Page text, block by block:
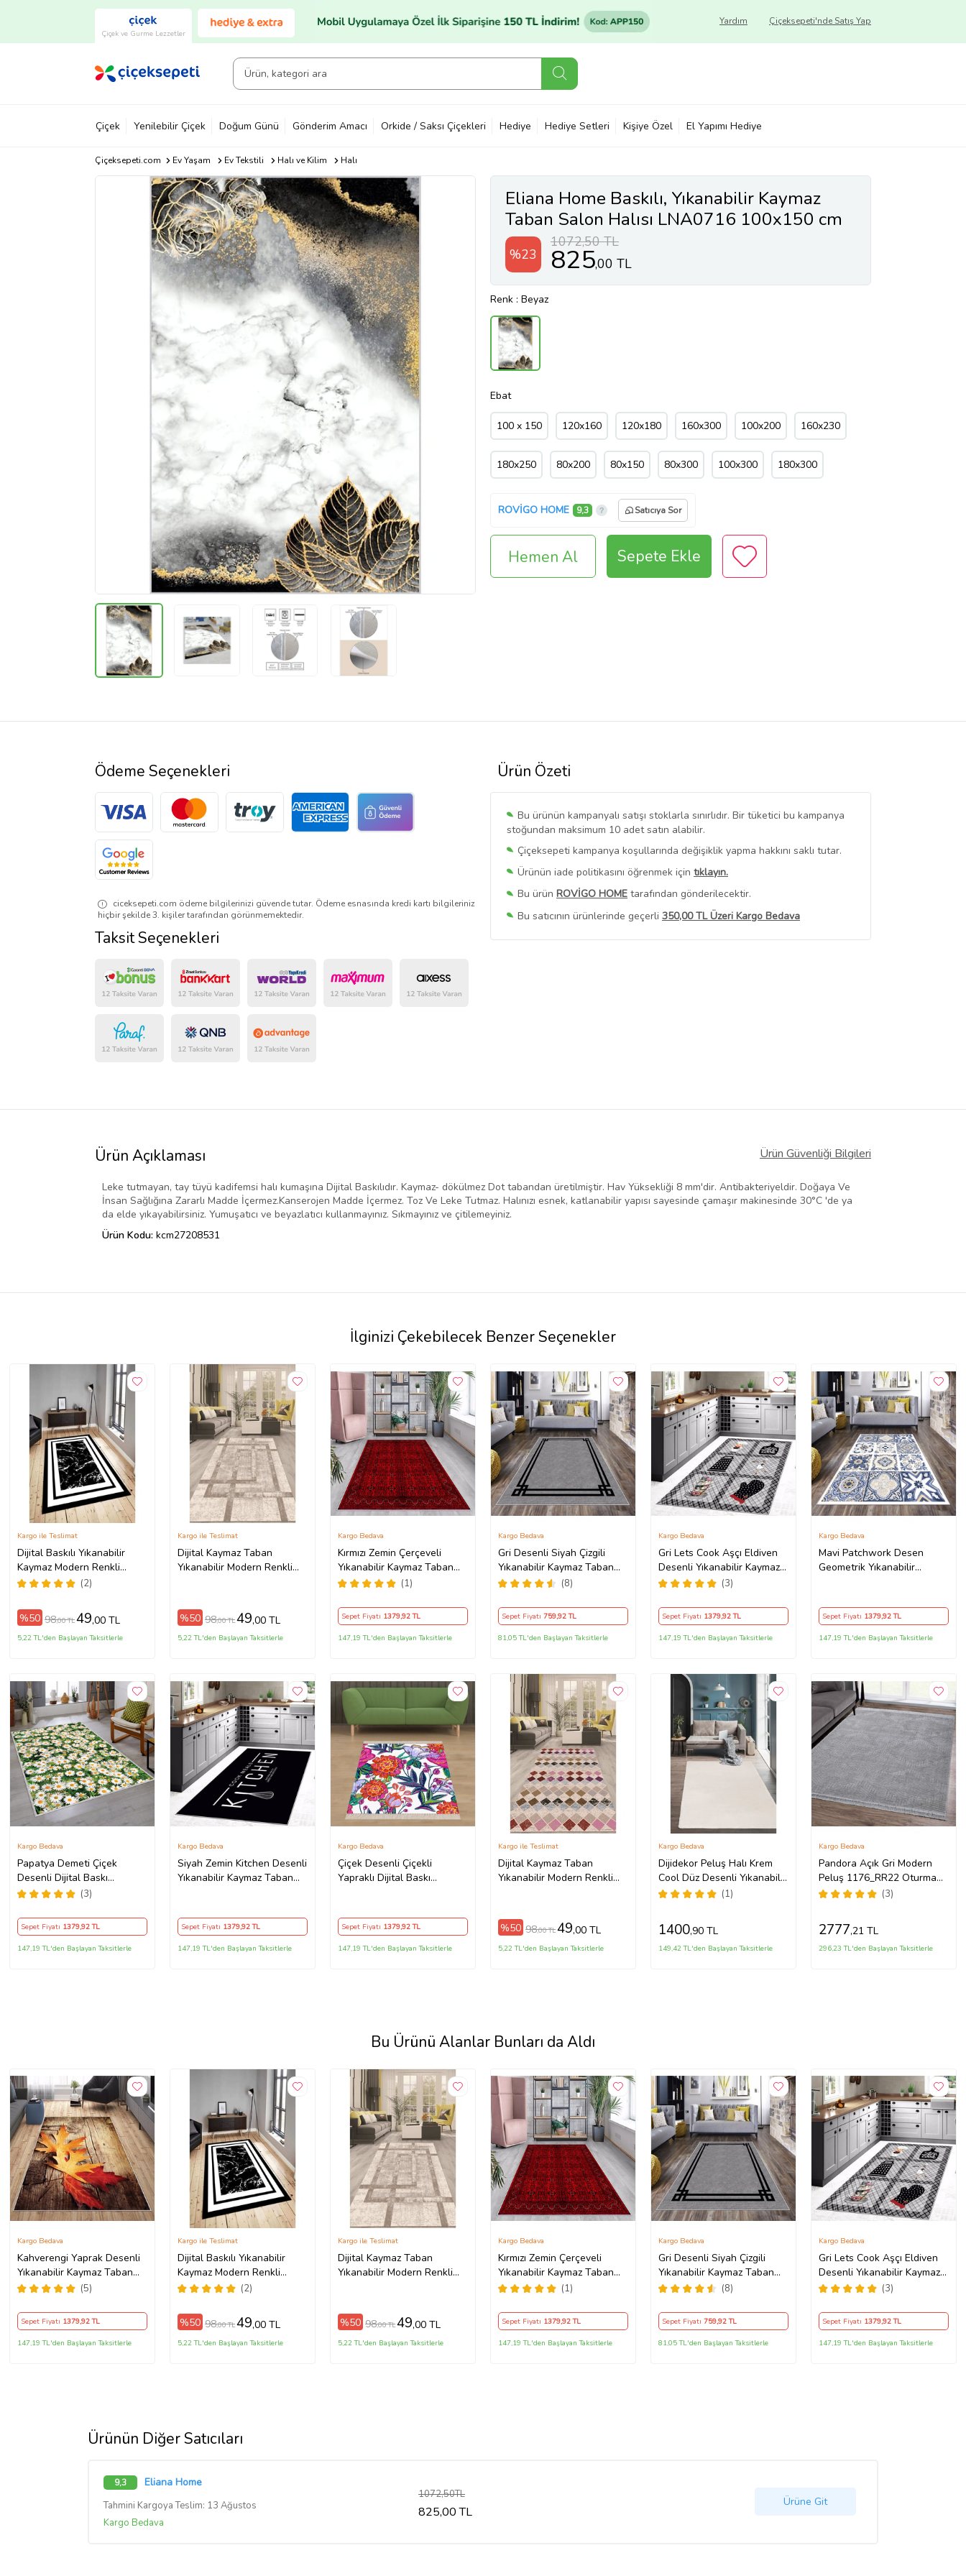
Çiçek ve Gurme Lezzetler
Çiçeksepeti'nde Satış Yap
Yardım
Çiçek Yenilebilir Çiçek Doğum Günü Gönderim Amacı Orkide / Saksı Çiçekleri Hediye Hediye Setleri Kişiye Özel El Yapımı Hediye
Çiçeksepeti.com Ev Yaşam Ev Tekstili Halı ve Kilim Halı
Eliana Home Baskılı, Yıkanabilir Kaymaz
Taban Salon Halısı LNA0716 100x150 cm
(Beyaz)
%23
1072,50 TL
825,00 TL
Renk : Beyaz
Ebat
100 x 150 120x160 120x180 160x300 100x200 160x230
180x250 80x200 80x150 80x300 100x300 180x300
ROVİGO HOME 9,3 Satıcıya Sor
Hemen Al Sepete Ekle
Ürün Özeti
Bu ürünün kampanyalı satışı stoklarla sınırlıdır. Bir tüketici bu kampanya
stoğundan maksimum 10 adet satın alabilir.
Çiçeksepeti kampanya koşullarında değişiklik yapma hakkını saklı tutar.
Ürünün iade politikasını öğrenmek için tıklayın.
Bu ürün ROVİGO HOME tarafından gönderilecektir.
Bu satıcının ürünlerinde geçerli 350,00 TL Üzeri Kargo Bedava
Bu SatıcınınTüm Ürünlerini Görüntüle
Ödeme Seçenekleri
ciceksepeti.com ödeme bilgilerinizi güvende tutar. Ödeme esnasında kredi kartı bilgileriniz
hiçbir şekilde 3. kişiler tarafından görünmemektedir.
Taksit Seçenekleri
Ürün Açıklaması Ürün Güvenliği Bilgileri
Leke tutmayan, tay tüyü kadifemsi halı kumaşına Dijital Baskılıdır. Kaymaz- dökülmez Dot tabandan üretilmiştir. Hav Yüksekliği 8 mm'dir. Antibakteriyeldir. Doğaya Ve
İnsan Sağlığına Zararlı Madde İçermez.Kanserojen Madde İçermez. Toz Ve Leke Tutmaz. Halınızı esnek, katlanabilir yapısı sayesinde çamaşır makinesinde 30°C 'de ya
da elde yıkayabilirsiniz. Yumuşatıcı ve beyazlatıcı kullanmayınız. Sıkmayınız ve çitilemeyiniz.
Ürün Kodu: kcm27208531
İlginizi Çekebilecek Benzer Seçenekler
Dijital Baskılı Yıkanabilir
Kaymaz Modern Renkli
Salon Halısı Mutfak Halısı
(2)
Kargo ile Teslimat
%50 98,00 TL49,00 TL
5,22 TL'den Başlayan Taksitlerle
Dijital Kaymaz Taban
Yıkanabilir Modern Renkli
(Kahverengi)
Kargo ile Teslimat
%50 98,00 TL49,00 TL
5,22 TL'den Başlayan Taksitlerle
Kırmızı Zemin Çerçeveli
Yıkanabilir Kaymaz Taban
Leke Tutmaz Modern Salon
Kırmızı)
(1)
Kargo Bedava
Sepet Fiyatı 1379,92 TL
147,19 TL'den Başlayan Taksitlerle
Gri Desenli Siyah Çizgili
Yıkanabilir Kaymaz Taban
Leke Tutmaz Modern Salon
(8)
Kargo Bedava
Sepet Fiyatı 759,92 TL
81,05 TL'den Başlayan Taksitlerle
Gri Lets Cook Aşçı Eldiven
Desenli Yıkanabilir Kaymaz
Taban Leke Tutmaz Modern
(3)
Kargo Bedava
Sepet Fiyatı 1379,92 TL
147,19 TL'den Başlayan Taksitlerle
Mavi Patchwork Desen
Geometrik Yıkanabilir
Yolluk (Beyaz)
Kargo Bedava
Sepet Fiyatı 1379,92 TL
147,19 TL'den Başlayan Taksitlerle
Papatya Demeti Çiçek
Desenli Dijital Baskı
Yıkanabilir Kaymaz Taban
(3)
Kargo Bedava
Sepet Fiyatı 1379,92 TL
147,19 TL'den Başlayan Taksitlerle
Siyah Zemin Kitchen Desenli
Yıkanabilir Kaymaz Taban
Kargo Bedava
Sepet Fiyatı 1379,92 TL
147,19 TL'den Başlayan Taksitlerle
Çiçek Desenli Çiçekli
Yapraklı Dijital Baskı
(Çok Renkli)
Kargo Bedava
Sepet Fiyatı 1379,92 TL
147,19 TL'den Başlayan Taksitlerle
Dijital Kaymaz Taban
Yıkanabilir Modern Renkli
Renkli)
Kargo ile Teslimat
%50 98,00 TL49,00 TL
5,22 TL'den Başlayan Taksitlerle
Dijidekor Peluş Halı Krem
Cool Düz Desenli Yıkanabilir
Post Yolluk Kilim Salon
(1)
Kargo Bedava
1400,90 TL
149,42 TL'den Başlayan Taksitlerle
Pandora Açık Gri Modern
Peluş 1176_RR22 Oturma
Odası ve Salon Halısı
(3)
Kargo Bedava
2777,21 TL
296,23 TL'den Başlayan Taksitlerle
Bu Ürünü Alanlar Bunları da Aldı
Kahverengi Yaprak Desenli
Yıkanabilir Kaymaz Taban
Leke Tutmaz Modern Salon
(5)
Kargo Bedava
Sepet Fiyatı 1379,92 TL
147,19 TL'den Başlayan Taksitlerle
Dijital Baskılı Yıkanabilir
Kaymaz Modern Renkli
Salon Halısı Mutfak Halısı
(2)
Kargo ile Teslimat
%50 98,00 TL49,00 TL
5,22 TL'den Başlayan Taksitlerle
Dijital Kaymaz Taban
Yıkanabilir Modern Renkli
(Kahverengi)
Kargo ile Teslimat
%50 98,00 TL49,00 TL
5,22 TL'den Başlayan Taksitlerle
Kırmızı Zemin Çerçeveli
Yıkanabilir Kaymaz Taban
Leke Tutmaz Modern Salon
Kırmızı)
(1)
Kargo Bedava
Sepet Fiyatı 1379,92 TL
147,19 TL'den Başlayan Taksitlerle
Gri Desenli Siyah Çizgili
Yıkanabilir Kaymaz Taban
Leke Tutmaz Modern Salon
(8)
Kargo Bedava
Sepet Fiyatı759,92 TL
81,05 TL'den Başlayan Taksitlerle
Gri Lets Cook Aşçı Eldiven
Desenli Yıkanabilir Kaymaz
Taban Leke Tutmaz Modern
(3)
Kargo Bedava
Sepet Fiyatı 1379,92 TL
147,19 TL'den Başlayan Taksitlerle
Ürünün Diğer Satıcıları
9,3 Eliana Home
Tahmini Kargoya Teslim: 13 Ağustos
Kargo Bedava
1072,50TL
825,00 TL
Ürüne Git